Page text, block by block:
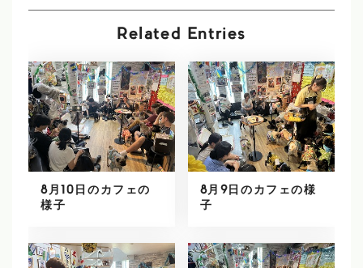
Related Entries
8月10日のカフェの
様子
8月9日のカフェの様
子